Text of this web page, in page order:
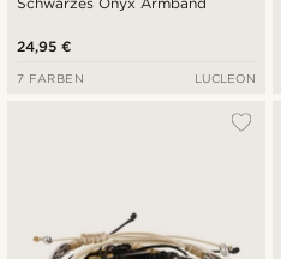
24,95 €
7 FARBEN LUCLEON